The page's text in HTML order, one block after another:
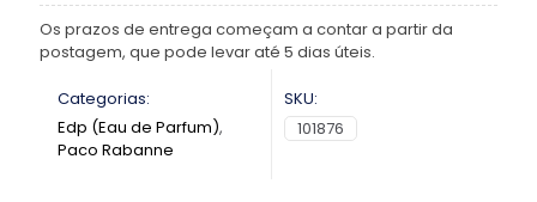
Os prazos de entrega começam a contar a partir da
postagem, que pode levar até 5 dias úteis.
Categorias:
Edp (Eau de Parfum),
Paco Rabanne
SKU:
101876